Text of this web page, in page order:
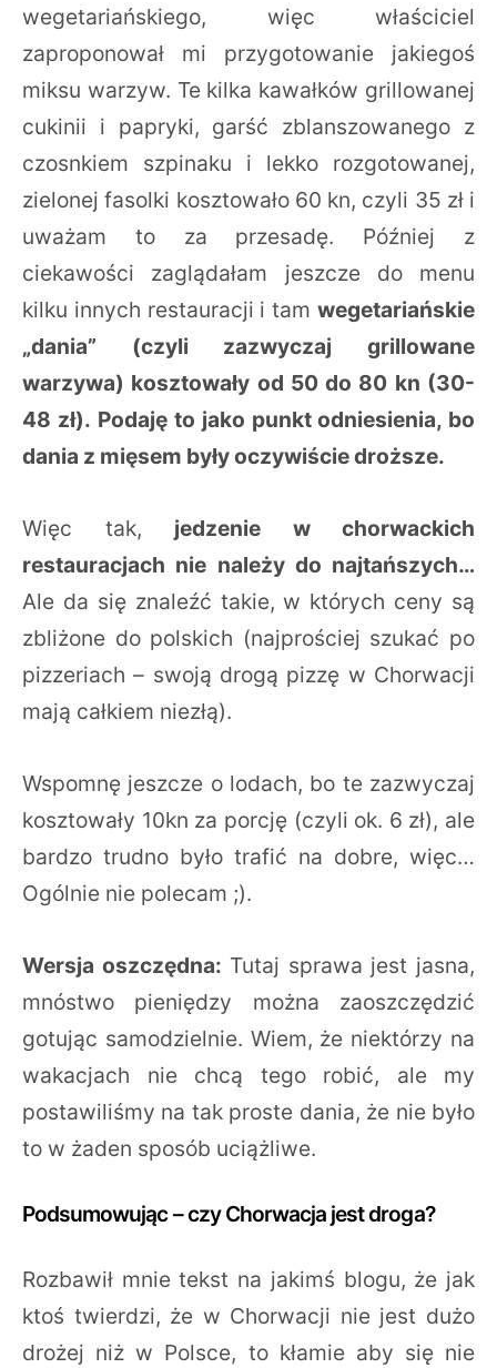
wegetariańskiego, więc właściciel
zaproponował mi przygotowanie jakiegoś
miksu warzyw. Te kilka kawałków grillowanej
cukinii i papryki, garść zblanszowanego z
czosnkiem szpinaku i lekko rozgotowanej,
zielonej fasolki kosztowało 60 kn, czyli 35 zł i
uważam to za przesadę. Później z
ciekawości zaglądałam jeszcze do menu
kilku innych restauracji i tam wegetariańskie
„dania” (czyli zazwyczaj grillowane
warzywa) kosztowały od 50 do 80 kn (30-
48 zł). Podaję to jako punkt odniesienia, bo
dania z mięsem były oczywiście droższe.
Więc tak, jedzenie w chorwackich
restauracjach nie należy do najtańszych…
Ale da się znaleźć takie, w których ceny są
zbliżone do polskich (najprościej szukać po
pizzeriach – swoją drogą pizzę w Chorwacji
mają całkiem niezłą).
Wspomnę jeszcze o lodach, bo te zazwyczaj
kosztowały 10kn za porcję (czyli ok. 6 zł), ale
bardzo trudno było trafić na dobre, więc…
Ogólnie nie polecam ;).
Wersja oszczędna: Tutaj sprawa jest jasna,
mnóstwo pieniędzy można zaoszczędzić
gotując samodzielnie. Wiem, że niektórzy na
wakacjach nie chcą tego robić, ale my
postawiliśmy na tak proste dania, że nie było
to w żaden sposób uciążliwe.
Podsumowując – czy Chorwacja jest droga?
Rozbawił mnie tekst na jakimś blogu, że jak
ktoś twierdzi, że w Chorwacji nie jest dużo
drożej niż w Polsce, to kłamie aby się nie